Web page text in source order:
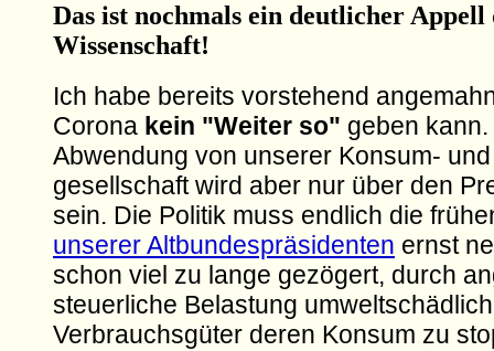
Das ist nochmals ein deutlicher Appell
Wissenschaft!
Ich habe bereits vorstehend
Corona kein "Weiter so" geben
Abwendung von unserer Konsum-
gesellschaft wird aber nur über den
sein. Die Politik muss endlich die
unserer Altbundespräsidenten ernst
schon viel zu lange gezögert, durch
steuerliche Belastung
Verbrauchsgüter deren Konsum zu